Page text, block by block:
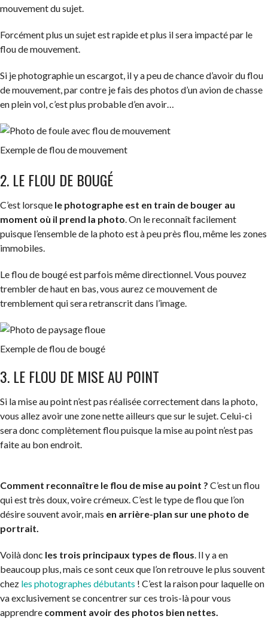
mouvement du sujet.
Forcément plus un sujet est rapide et plus il sera impacté par le
flou de mouvement.
Si je photographie un escargot, il y a peu de chance d’avoir du flou
de mouvement, par contre je fais des photos d’un avion de chasse
en plein vol, c’est plus probable d’en avoir…
Exemple de flou de mouvement
2. LE FLOU DE BOUGÉ
C’est lorsque le photographe est en train de bouger au
moment où il prend la photo. On le reconnaît facilement
puisque l’ensemble de la photo est à peu près flou, même les zones
immobiles.
Le flou de bougé est parfois même directionnel. Vous pouvez
trembler de haut en bas, vous aurez ce mouvement de
tremblement qui sera retranscrit dans l’image.
Exemple de flou de bougé
3. LE FLOU DE MISE AU POINT
Si la mise au point n’est pas réalisée correctement dans la photo,
vous allez avoir une zone nette ailleurs que sur le sujet. Celui-ci
sera donc complètement flou puisque la mise au point n’est pas
faite au bon endroit.
Comment reconnaître le flou de mise au point ? C’est un flou
qui est très doux, voire crémeux. C’est le type de flou que l’on
désire souvent avoir, mais en arrière-plan sur une photo de
portrait.
Voilà donc les trois principaux types de flous. Il y a en
beaucoup plus, mais ce sont ceux que l’on retrouve le plus souvent
chez les photographes débutants ! C’est la raison pour laquelle on
va exclusivement se concentrer sur ces trois-là pour vous
apprendre comment avoir des photos bien nettes.